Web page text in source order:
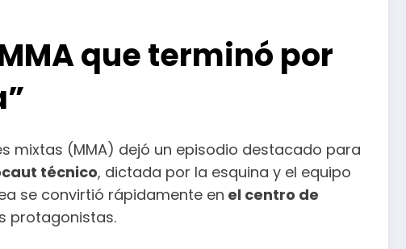
que terminó por
mixtas (MMA) dejó un episodio destacado para
técnico, dictada por la esquina y el equipo
se convirtió rápidamente en el centro de
protagonistas.